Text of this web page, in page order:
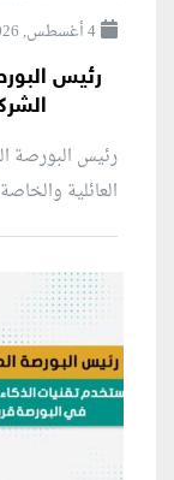
4 أغسطس, 2026
رئيس
رئيس البورصة
العائلية